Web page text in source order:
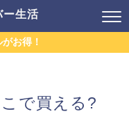
ー生活
お得！
で買える?